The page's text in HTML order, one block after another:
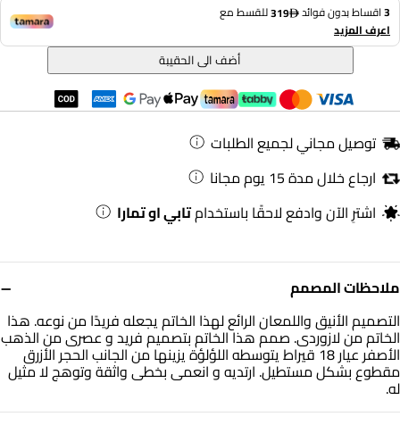
ملاحظات المصمم −
التصميم الأنيق واللمعان الرائع لهذا الخاتم يجعله فريدًا من نوعه. هذا
الخاتم من لازوردى. صمم هذا الخاتم بتصميم فريد و عصرى من الذهب
الأصفر عيار 18 قيراط يتوسطه اللؤلؤة يزينها من الجانب الحجر الأزرق
مقطوع بشكل مستطيل. ارتديه و انعمى بخطى واثقة وتوهج لا مثيل
له.
3اقساط بدون فوائد 319للقسط مع
اعرف المزيد
أضف الى الحقيبة
توصيل مجاني لجميع الطلبات
ارجاع خلال مدة 15 يوم مجانا
اشترِ الآن وادفع لاحقًا باستخدامتابي او تمارا